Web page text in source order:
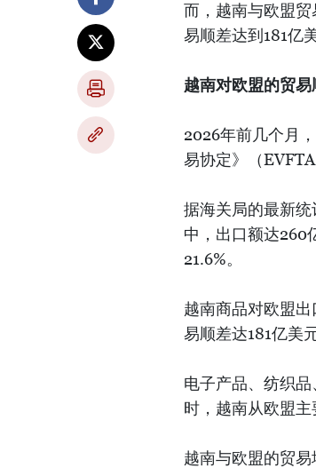
而，越南与欧盟
易顺差达到181亿
越南对欧盟的贸
2026年前几个月
易协定》（
据海关局的最新
中，出口额达260
21.6%。
越南商品对欧盟
易顺差达181亿美
电子产品、纺织
时，越南从欧盟主
越南与欧盟的贸